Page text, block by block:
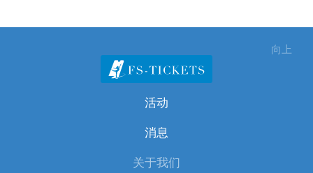
向上
活动
消息
关于我们